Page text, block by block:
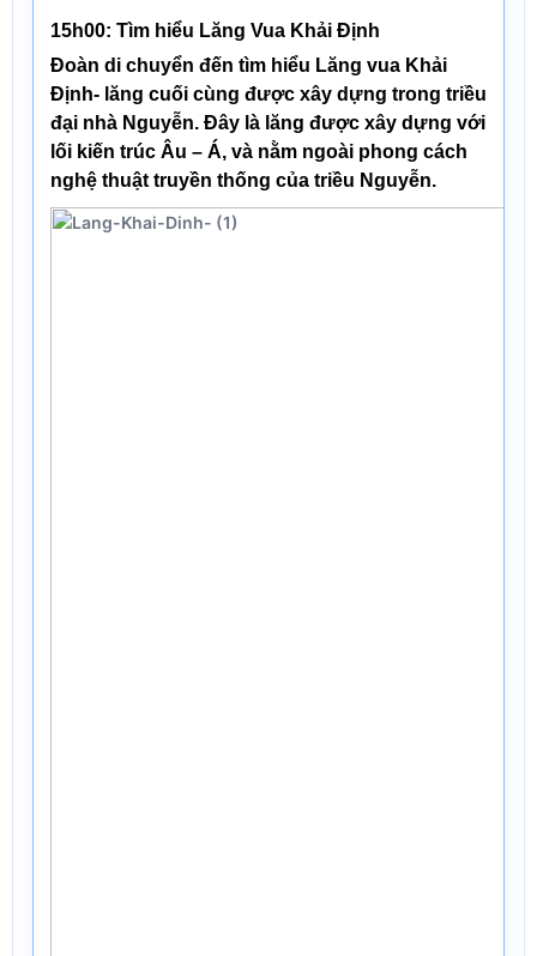
15h00: Tìm hiểu Lăng Vua Khải Định
Đoàn di chuyển đến tìm hiểu Lăng vua Khải
Định- lăng cuối cùng được xây dựng trong triều
đại nhà Nguyễn. Đây là lăng được xây dựng với
lối kiến trúc Âu – Á, và nằm ngoài phong cách
nghệ thuật truyền thống của triều Nguyễn.